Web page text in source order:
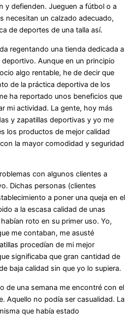
y defienden. Jueguen a fútbol o a
necesitan un calzado adecuado,
de deportes de una talla así.
regentando una tienda dedicada a
Aunque en un principio
algo rentable, he de decir que
de la práctica deportiva de los
ha reportado unos beneficios que
mi actividad. La gente, hoy más
y zapatillas deportivas y yo me
los productos de mejor calidad
la mayor comodidad y seguridad
con algunos clientes a
Dichas personas (clientes
a poner una queja en el
a la escasa calidad de unas
roto en su primer uso. Yo,
me contaban, me asusté
procedían de mi mejor
significaba que gran cantidad de
baja calidad sin que yo lo supiera.
de una semana me encontré con el
Aquello no podía ser casualidad. La
que había estado